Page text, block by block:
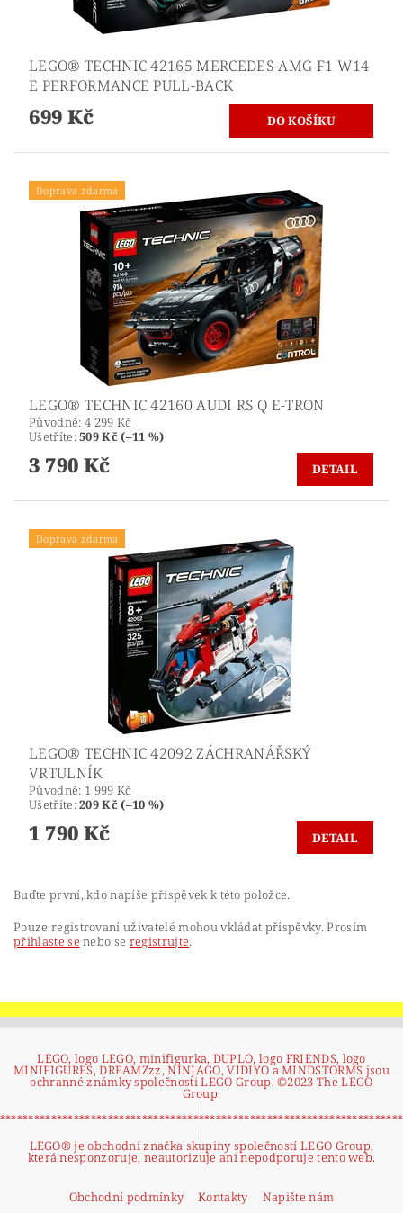
LEGO® TECHNIC 42165 MERCEDES-AMG F1 W14
E PERFORMANCE PULL-BACK
699 Kč
Doprava zdarma
LEGO® TECHNIC 42160 AUDI RS Q E-TRON
Původně: 4 299 Kč
Ušetříte:509 Kč (–11 %)
3 790 Kč DETAIL
Doprava zdarma
LEGO® TECHNIC 42092 ZÁCHRANÁŘSKÝ
VRTULNÍK
Původně: 1 999 Kč
Ušetříte:209 Kč (–10 %)
1 790 Kč DETAIL
Buďte první, kdo napíše příspěvek k této položce.
Pouze registrovaní uživatelé mohou vkládat příspěvky. Prosím
přihlaste se nebo se registrujte.
LEGO, logo LEGO, minifigurka, DUPLO, logo FRIENDS, logo
MINIFIGURES, DREAMZzz, NINJAGO, VIDIYO a MINDSTORMS jsou
ochranné známky společnosti LEGO Group. ©2023 The LEGO
Group.
|
|
LEGO® je obchodní značka skupiny společností LEGO Group,
která nesponzoruje, neautorizuje ani nepodporuje tento web.
Obchodní podmínky Kontakty Napište nám